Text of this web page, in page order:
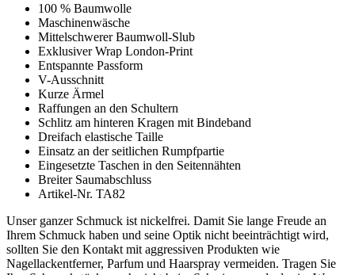
100 % Baumwolle
Maschinenwäsche
Mittelschwerer Baumwoll-Slub
Exklusiver Wrap London-Print
Entspannte Passform
V-Ausschnitt
Kurze Ärmel
Raffungen an den Schultern
Schlitz am hinteren Kragen mit Bindeband
Dreifach elastische Taille
Einsatz an der seitlichen Rumpfpartie
Eingesetzte Taschen in den Seitennähten
Breiter Saumabschluss
Artikel-Nr. TA82
Unser ganzer Schmuck ist nickelfrei. Damit Sie lange Freude an
Ihrem Schmuck haben und seine Optik nicht beeinträchtigt wird,
sollten Sie den Kontakt mit aggressiven Produkten wie
Nagellackentferner, Parfum und Haarspray vermeiden. Tragen Sie